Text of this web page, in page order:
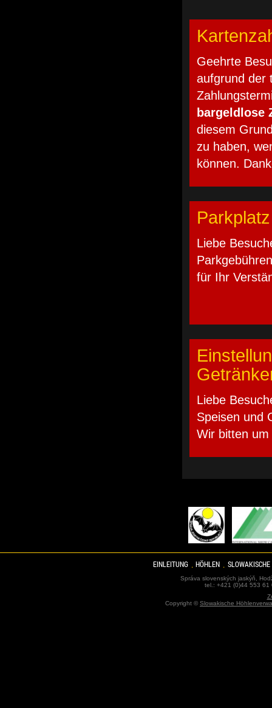
Geehrte
aufgrund der
bargeldlose
diesem
zu haben,
können.
Liebe
für Ihr
Liebe
Speisen und
Wir bitten
EINLEITUNG HÖHLEN
Správa slovenských jaskýň,
tel.: +421 (0)44 553
Copyright ©Slowakische